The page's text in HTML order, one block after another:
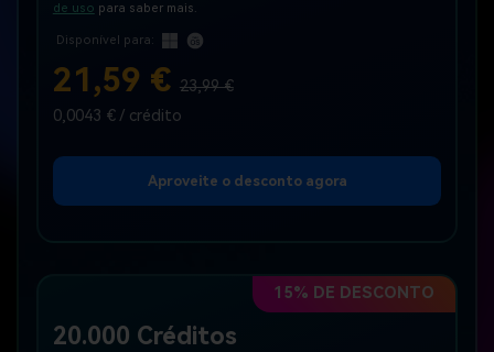
de uso para saber mais.
Disponível para:
21,59 € 23,99 €
0,0043 € / crédito
Aproveite o desconto agora
15% DE DESCONTO
20.000 Créditos